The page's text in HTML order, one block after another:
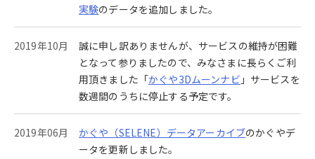
実験のデータを追加しました。
2019年10月
誠に申し訳ありませんが、サービスの維持が困難
となって参りましたので、みなさまに長らくご利
用頂きました「かぐや3Dムーンナビ 」サービスを
数週間のうちに停止する予定です。
2019年06月 かぐや（SELENE）データアーカイブのかぐやデ
ータを更新しました。